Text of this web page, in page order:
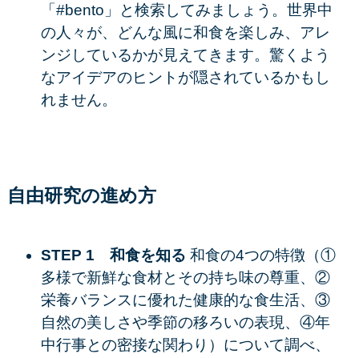
「#bento」と検索してみましょう。世界中
の人々が、どんな風に和食を楽しみ、アレ
ンジしているかが見えてきます。驚くよう
なアイデアのヒントが隠されているかもし
れません。
自由研究の進め方
STEP 1 和食を知る 和食の4つの特徴（①
多様で新鮮な食材とその持ち味の尊重、②
栄養バランスに優れた健康的な食生活、③
自然の美しさや季節の移ろいの表現、④年
中行事との密接な関わり）について調べ、